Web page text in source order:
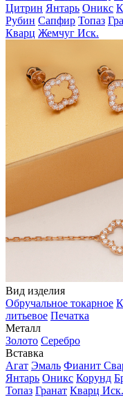
Цитрин Янтарь Оникс
Рубин Сапфир Топаз
Кварц Жемчуг Иск.
Вид изделия
Обручальное токарное
литьевое Печатка
Металл
Золото Серебро
Вставка
Агат Эмаль Фианит
Янтарь Оникс Корунд
Топаз Гранат Кварц Иск.